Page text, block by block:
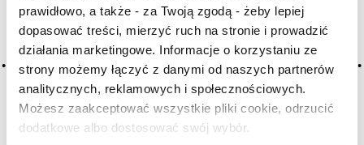
prawidłowo, a także - za Twoją zgodą - żeby lepiej
dopasować treści, mierzyć ruch na stronie i prowadzić
działania marketingowe. Informacje o korzystaniu ze
strony możemy łączyć z danymi od naszych partnerów
analitycznych, reklamowych i społecznościowych.
Możesz zaakceptować wszystkie pliki cookie, odrzucić
dodatkowe albo dostosować swój wybór.
Czy masz ukończone 18 lat?
A B C-Ć D E F G
H I J K L-Ł M N
O-Ó P Q R S-Ś T
U V W X-Y
Z-Ź-Ż